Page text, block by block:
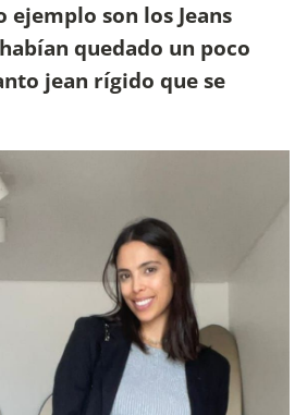
ejemplo son los Jeans
quedado un poco
jean rígido que se